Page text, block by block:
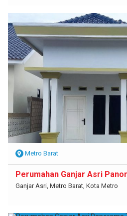
Metro Barat
Perumahan Ganjar Asri
Ganjar Asri, Metro Barat, Kota Metro